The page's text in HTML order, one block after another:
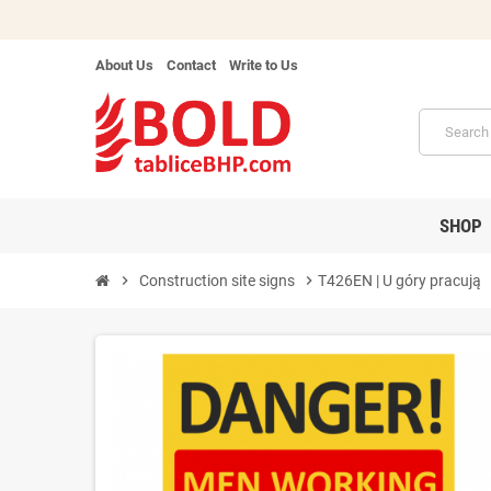
About Us Contact Write to Us
SHOP
chevron_right Construction site signs chevron_right T426EN | U góry pracują